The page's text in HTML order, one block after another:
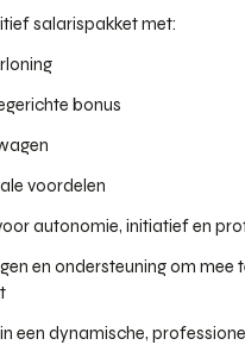
salarispakket met:
bonus
voordelen
autonomie, initiatief en
en ondersteuning om mee
een dynamische,